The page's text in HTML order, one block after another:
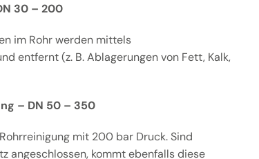
30 – 200
im Rohr werden mittels
entfernt (z. B. Ablagerungen von Fett, Kalk,
– DN 50 – 350
mit 200 bar Druck. Sind
angeschlossen, kommt ebenfalls diese